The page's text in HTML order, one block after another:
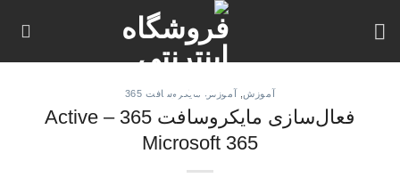
آموزش آموزش مایکروسافت 365
فعال‌سازی مایکروسافت 365 – Active
Microsoft 365